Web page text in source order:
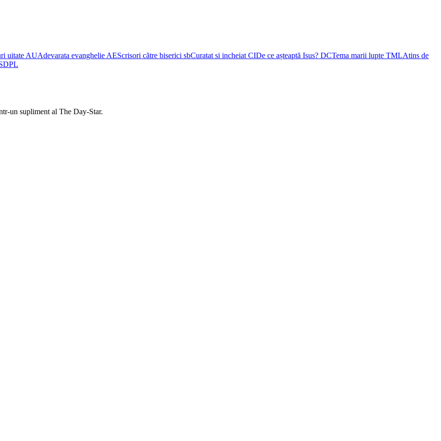
uitate AUAdevarata evanghelie AEScrisori către biserici sbCuratat si incheiat CIDe ce așteaptă Isus? DCTema marii lupte TMLAtins de
un supliment al The Day-Star.